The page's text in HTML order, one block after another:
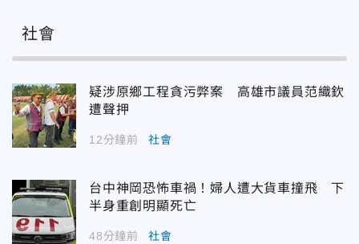
社會
疑涉原鄉工程貪污弊案 高雄市議員范織欽
遭聲押
12分鐘前 社會
台中神岡恐怖車禍！婦人遭大貨車撞飛 下
半身重創明顯死亡
48分鐘前 社會